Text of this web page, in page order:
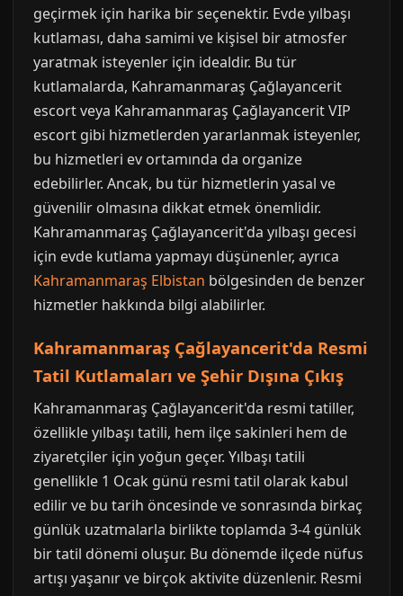
geçirmek için harika bir seçenektir. Evde yılbaşı
kutlaması, daha samimi ve kişisel bir atmosfer
yaratmak isteyenler için idealdir. Bu tür
kutlamalarda, Kahramanmaraş Çağlayancerit
escort veya Kahramanmaraş Çağlayancerit VIP
escort gibi hizmetlerden yararlanmak isteyenler,
bu hizmetleri ev ortamında da organize
edebilirler. Ancak, bu tür hizmetlerin yasal ve
güvenilir olmasına dikkat etmek önemlidir.
Kahramanmaraş Çağlayancerit'da yılbaşı gecesi
için evde kutlama yapmayı düşünenler, ayrıca
Kahramanmaraş Elbistan bölgesinden de benzer
hizmetler hakkında bilgi alabilirler.
Kahramanmaraş Çağlayancerit'da Resmi
Tatil Kutlamaları ve Şehir Dışına Çıkış
Kahramanmaraş Çağlayancerit'da resmi tatiller,
özellikle yılbaşı tatili, hem ilçe sakinleri hem de
ziyaretçiler için yoğun geçer. Yılbaşı tatili
genellikle 1 Ocak günü resmi tatil olarak kabul
edilir ve bu tarih öncesinde ve sonrasında birkaç
günlük uzatmalarla birlikte toplamda 3-4 günlük
bir tatil dönemi oluşur. Bu dönemde ilçede nüfus
artışı yaşanır ve birçok aktivite düzenlenir. Resmi